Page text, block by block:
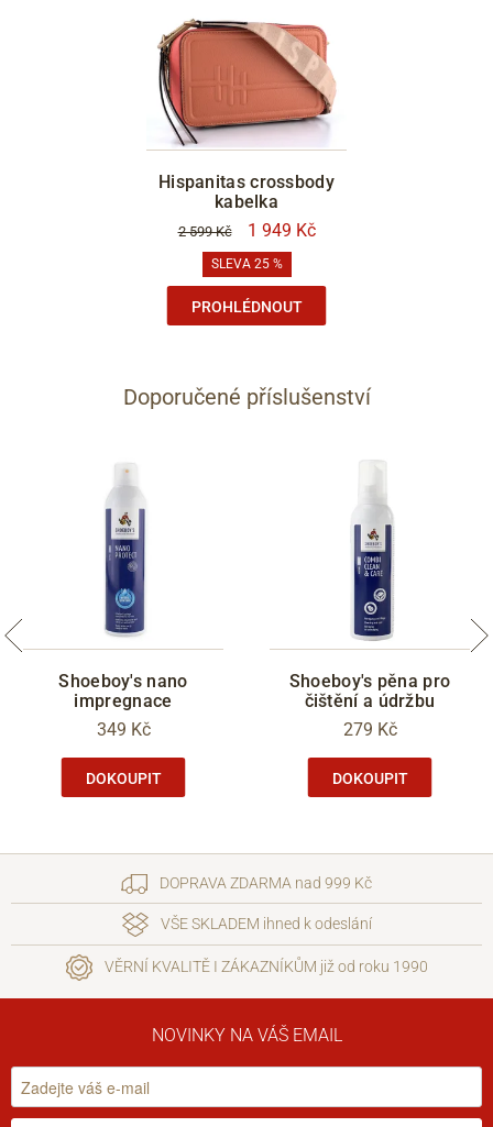
Hispanitas crossbody
kabelka
2 599 Kč 1 949 Kč
SLEVA 25 %
PROHLÉDNOUT
Doporučené příslušenství
Shoeboy's nano
impregnace
349 Kč
DOKOUPIT
Shoeboy's pěna pro
čištění a údržbu
279 Kč
DOKOUPIT
DOPRAVA ZDARMA nad 999 Kč
VŠE SKLADEM ihned k odeslání
VĚRNÍ KVALITĚ I ZÁKAZNÍKŮM již od roku 1990
NOVINKY NA VÁŠ EMAIL